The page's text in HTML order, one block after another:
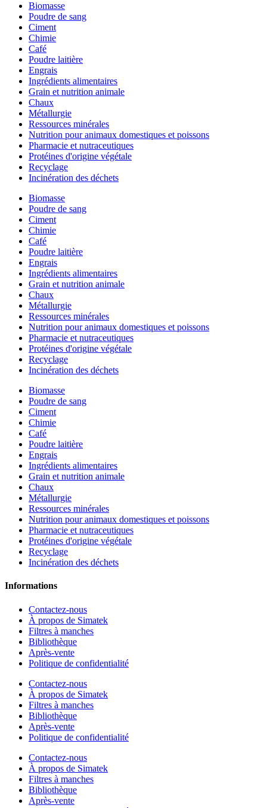
Biomasse
Poudre de sang
Ciment
Chimie
Café
Poudre laitière
Engrais
Ingrédients alimentaires
Grain et nutrition animale
Chaux
Métallurgie
Ressources minérales
Nutrition pour animaux domestiques et poissons
Pharmacie et nutraceutiques
Protéines d'origine végétale
Recyclage
Incinération des déchets
Biomasse
Poudre de sang
Ciment
Chimie
Café
Poudre laitière
Engrais
Ingrédients alimentaires
Grain et nutrition animale
Chaux
Métallurgie
Ressources minérales
Nutrition pour animaux domestiques et poissons
Pharmacie et nutraceutiques
Protéines d'origine végétale
Recyclage
Incinération des déchets
Biomasse
Poudre de sang
Ciment
Chimie
Café
Poudre laitière
Engrais
Ingrédients alimentaires
Grain et nutrition animale
Chaux
Métallurgie
Ressources minérales
Nutrition pour animaux domestiques et poissons
Pharmacie et nutraceutiques
Protéines d'origine végétale
Recyclage
Incinération des déchets
Informations
Contactez-nous
À propos de Simatek
Filtres à manches
Bibliothèque
Après-vente
Politique de confidentialité
Contactez-nous
À propos de Simatek
Filtres à manches
Bibliothèque
Après-vente
Politique de confidentialité
Contactez-nous
À propos de Simatek
Filtres à manches
Bibliothèque
Après-vente